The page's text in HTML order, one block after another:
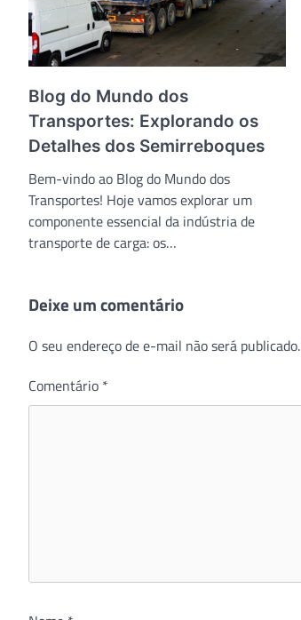
Blog do Mundo dos
Transportes: Explorando os
Detalhes dos Semirreboques
Bem-vindo ao Blog do Mundo dos
Transportes! Hoje vamos explorar um
componente essencial da indústria de
transporte de carga: os…
Deixe um comentário
O seu endereço de e-mail não será publicado.
Comentário *